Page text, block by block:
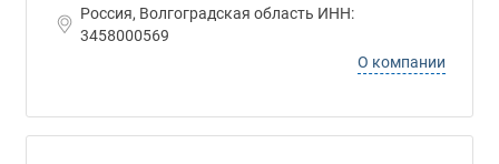
Россия, Волгоградская область ИНН:
3458000569
О компании